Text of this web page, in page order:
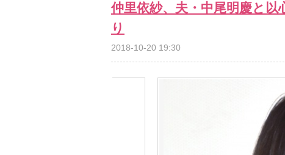
仲里依紗、夫・中尾明慶と
り
2018-10-20 19:30